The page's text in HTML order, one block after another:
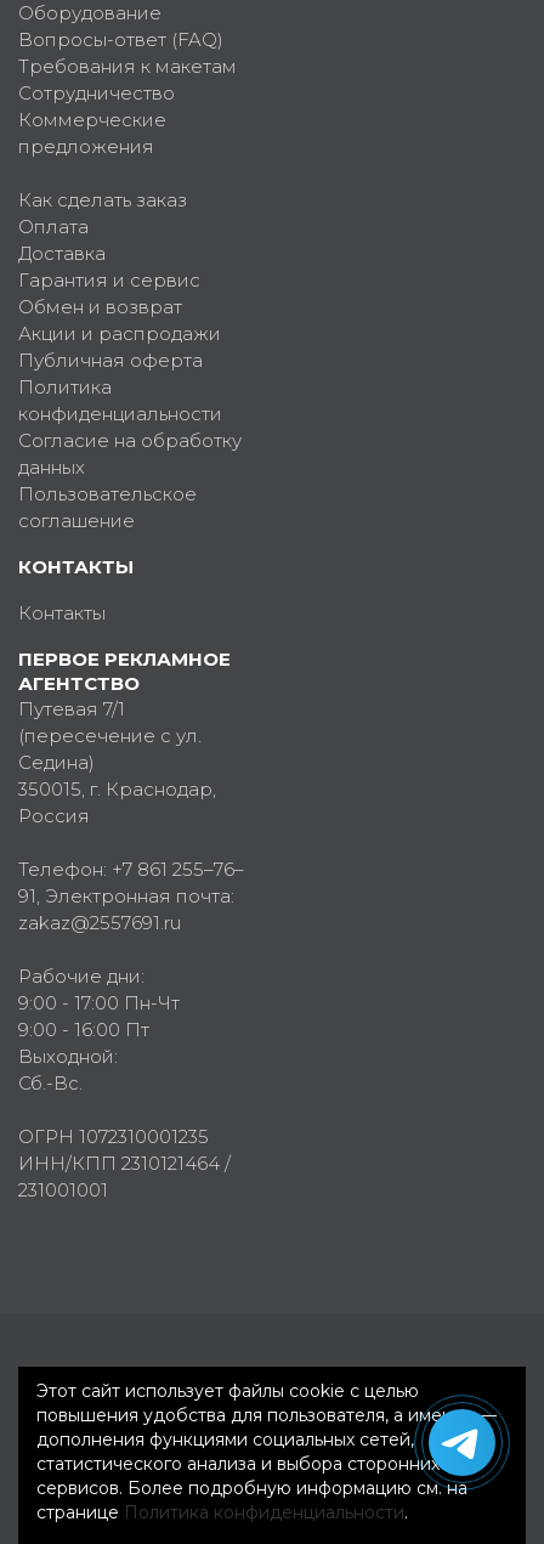
Оборудование
Вопросы-ответ (FAQ)
Требования к макетам
Сотрудничество
Коммерческие
предложения
Как сделать заказ
Оплата
Доставка
Гарантия и сервис
Обмен и возврат
Акции и распродажи
Публичная оферта
Политика
конфиденциальности
Согласие на обработку
данных
Пользовательское
соглашение
КОНТАКТЫ
Контакты
ПЕРВОЕ РЕКЛАМНОЕ
АГЕНТСТВО
Путевая 7/1
(пересечение с ул.
Седина)
350015, г. Краснодар,
Россия
Телефон: +7 861 255–76–
91, Электронная почта:
zakaz@2557691.ru
Рабочие дни:
9:00 - 17:00 Пн-Чт
9:00 - 16:00 Пт
Выходной:
Сб.-Вс.
ОГРН 1072310001235
ИНН/КПП 2310121464 /
231001001
Этот сайт использует файлы cookie с целью
повышения удобства для пользователя, а именно —
дополнения функциями социальных сетей,
статистического анализа и выбора сторонних
сервисов. Более подробную информацию см. на
странице Политика конфиденциальности.